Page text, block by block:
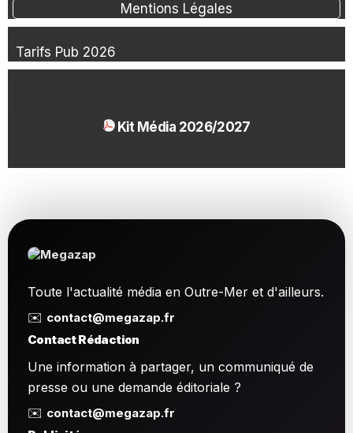
Mentions Légales
Tarifs Pub 2026
Kit Média 2026/2027
Toute l'actualité média en Outre-Mer et d'ailleurs.
✉️ contact@megazap.fr
Contact Rédaction
Une information à partager, un communiqué de
presse ou une demande éditoriale ?
✉️ contact@megazap.fr